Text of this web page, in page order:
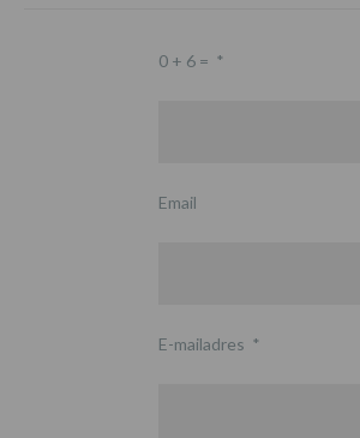
0 + 6 = *
Email
E-mailadres *